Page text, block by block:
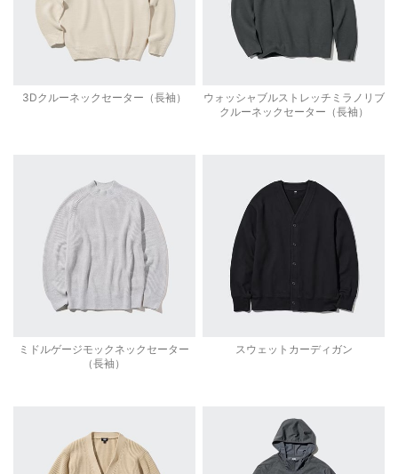
3Dクルーネックセーター（長袖）
ウォッシャブルストレッチミラノリブ
クルーネックセーター（長袖）
ミドルゲージモックネックセーター
（長袖）
スウェットカーディガン